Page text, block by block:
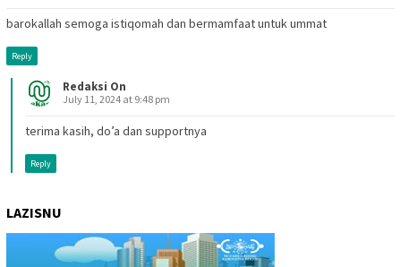
barokallah semoga istiqomah dan bermamfaat untuk ummat
Reply
Redaksi On
July 11, 2024 at 9:48 pm
terima kasih, do’a dan supportnya
Reply
LAZISNU